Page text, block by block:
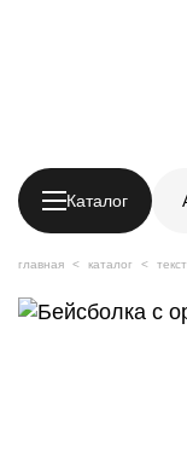
Каталог
главная каталог